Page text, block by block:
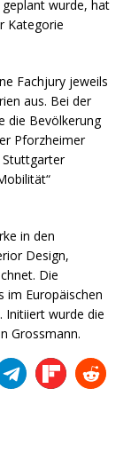
wurde, hat
Kategorie
Fachjury jeweils
aus. Bei der
die Bevölkerung
Pforzheimer
in den
Design,
Die
im Europäischen
Initiiert wurde die
Grossmann.